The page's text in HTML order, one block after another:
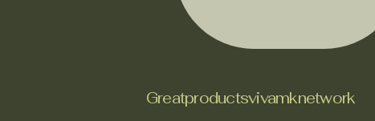
Greatproductsvivamknetwork